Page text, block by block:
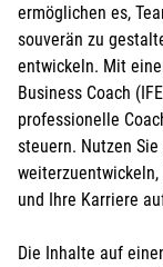
ermöglichen es,
souverän zu
entwickeln. Mit
Business Coach
professionelle
steuern. Nutzen
und Ihre Karriere
Die Inhalte auf